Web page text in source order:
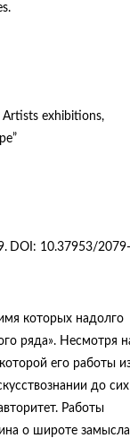
exhibitions,
DOI: 10.37953/2079-
которых надолго
ряда». Несмотря
его работы
до сих
Работы
о широте замысла